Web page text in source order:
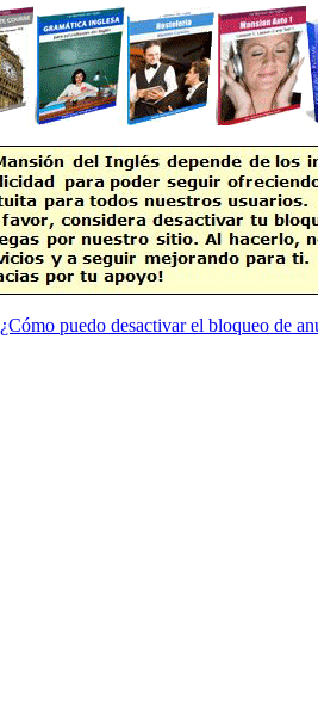
¿Cómo puedo desactivar el bloqueo de